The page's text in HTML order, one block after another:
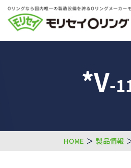
*V-
HOME ＞ 製品情報